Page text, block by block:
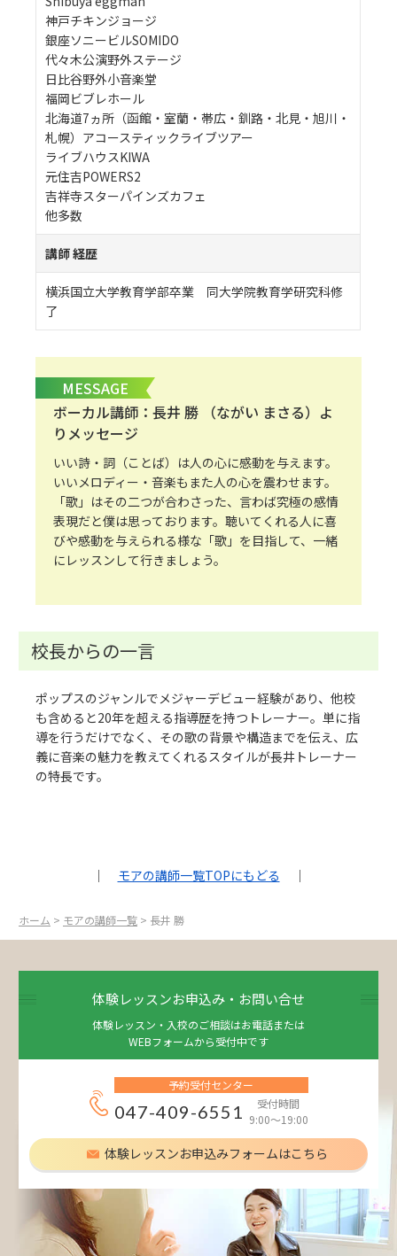
神戸チキンジョージ
銀座ソニービルSOMIDO
代々木公演野外ステージ
日比谷野外小音楽堂
福岡ビブレホール
北海道7ヵ所（函館・室蘭・帯広・釧路・北見・旭川・
札幌）アコースティックライブツアー
ライブハウスKIWA
元住吉POWERS2
吉祥寺スターパインズカフェ
他多数
講師 経歴
横浜国立大学教育学部卒業 同大学院教育学研究科修
了
MESSAGE
ボーカル講師：長井 勝 （ながい まさる）よ
りメッセージ
いい詩・詞（ことば）は人の心に感動を与えます。
いいメロディー・音楽もまた人の心を震わせます。
「歌」はその二つが合わさった、言わば究極の感情
表現だと僕は思っております。聴いてくれる人に喜
びや感動を与えられる様な「歌」を目指して、一緒
にレッスンして行きましょう。
校長からの一言
ポップスのジャンルでメジャーデビュー経験があり、他校
も含めると20年を超える指導歴を持つトレーナー。単に指
導を行うだけでなく、その歌の背景や構造までを伝え、広
義に音楽の魅力を教えてくれるスタイルが長井トレーナー
の特長です。
｜ モアの講師一覧TOPにもどる ｜
ホーム > モアの講師一覧 > 長井 勝
体験レッスンお申込み・お問い合せ
体験レッスン・入校のご相談はお電話または
WEBフォームから受付中です
予約受付センター
047-409-6551
受付時間
9:00～19:00
体験レッスンお申込みフォームはこちら